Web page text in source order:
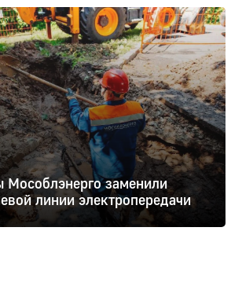
Мособлэнерго заменили
линии электропередачи